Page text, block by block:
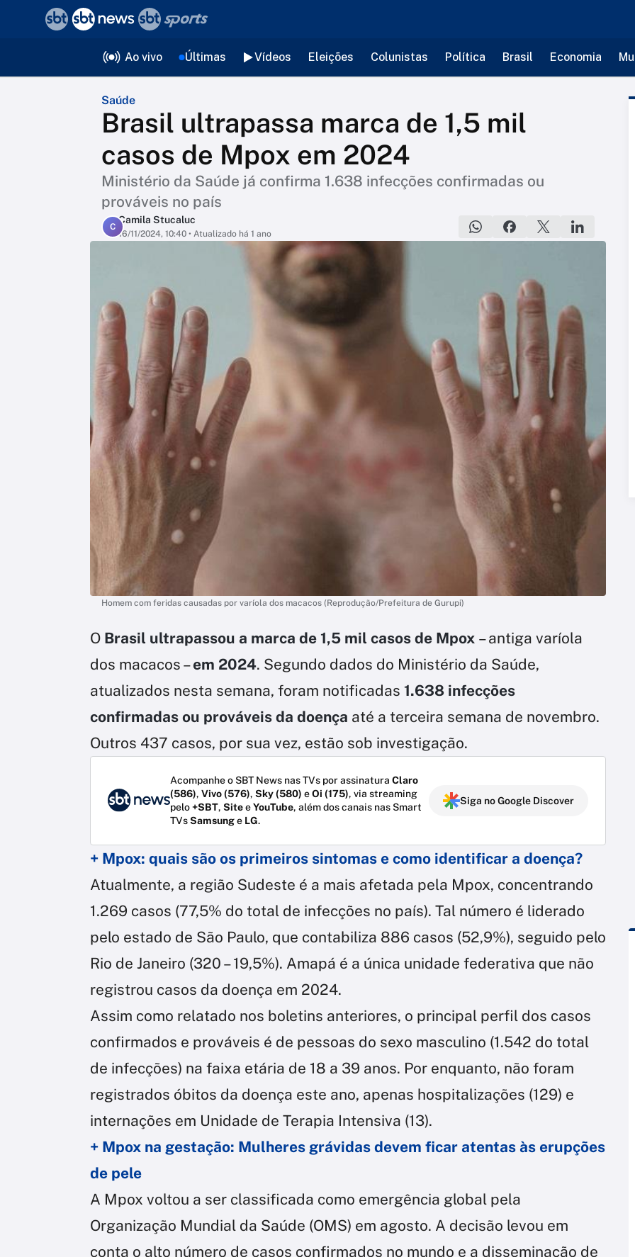
Ao vivo Últimas Vídeos Eleições Colunistas Política Brasil Economia
Saúde
Brasil ultrapassa marca de 1,5 mil
casos de Mpox em 2024
Ministério da Saúde já confirma 1.638 infecções confirmadas ou
prováveis no país
C
Camila Stucaluc
16/11/2024, 10:40 • Atualizado há 1 ano
Homem com feridas causadas por varíola dos macacos (Reprodução/Prefeitura de Gurupi)
O Brasil ultrapassou a marca de 1,5 mil casos de Mpox – antiga varíola
dos macacos –em 2024. Segundo dados do Ministério da Saúde,
atualizados nesta semana, foram notificadas 1.638 infecções
confirmadas ou prováveis da doença até a terceira semana de novembro.
Outros 437 casos, por sua vez, estão sob investigação.
Acompanhe o SBT News nas TVs por assinatura Claro
(586), Vivo (576), Sky (580) eOi (175), via streaming
pelo+SBT, SiteeYouTube, além dos canais nas Smart
TVsSamsunge LG.
Siga no Google Discover
+ Mpox: quais são os primeiros sintomas e como identificar a doença?
Atualmente, a região Sudeste é a mais afetada pela Mpox, concentrando
1.269 casos (77,5% do total de infecções no país). Tal número é liderado
pelo estado de São Paulo, que contabiliza 886 casos (52,9%), seguido pelo
Rio de Janeiro (320 – 19,5%). Amapá é a única unidade federativa que não
registrou casos da doença em 2024.
Assim como relatado nos boletins anteriores, o principal perfil dos casos
confirmados e prováveis é de pessoas do sexo masculino (1.542 do total
de infecções) na faixa etária de 18 a 39 anos. Por enquanto, não foram
registrados óbitos da doença este ano, apenas hospitalizações (129) e
internações em Unidade de Terapia Intensiva (13).
+ Mpox na gestação: Mulheres grávidas devem ficar atentas às erupções
de pele
A Mpox voltou a ser classificada como emergência global pela
Organização Mundial da Saúde (OMS) em agosto. A decisão levou em
conta o alto número de casos confirmados no mundo e a disseminação de
voltar
Editorias